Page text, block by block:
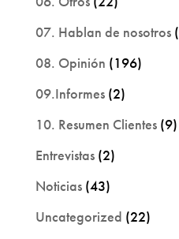
07. Hablan de nosotros
08. Opinión (196)
09.Informes(2)
10. Resumen Clientes(9)
Entrevistas(2)
Noticias(43)
Uncategorized (22)